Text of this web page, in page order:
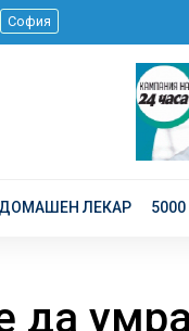
София
ДОМАШЕН ЛЕКАР
да